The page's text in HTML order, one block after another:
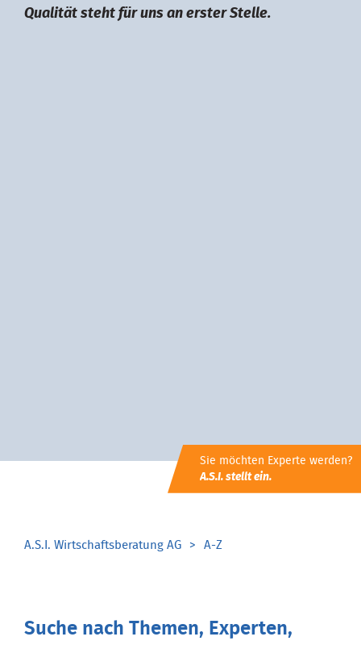
Qualität steht für uns an erster Stelle.
Sie möchten Experte werden?
A.S.I. stellt ein.
A.S.I. Wirtschaftsberatung AG A-Z
Suche nach Themen, Experten,